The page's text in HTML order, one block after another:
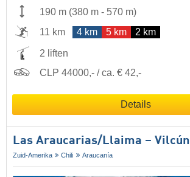
190 m (380 m - 570 m)
11 km
4 km 5 km 2 km
2 liften
CLP 44000,- / ca. € 42,-
Details
Las Araucarias/​Llaima – Vilcún
Zuid-Amerika Chili Araucanía